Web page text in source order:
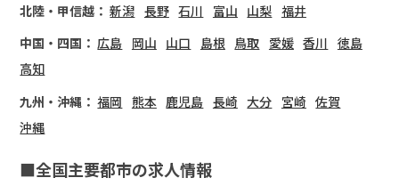
北陸・甲信越： 新潟 長野 石川 富山 山梨 福井
中国・四国： 広島 岡山 山口 島根 鳥取 愛媛 香川 徳島
高知
九州・沖縄： 福岡 熊本 鹿児島 長崎 大分 宮崎 佐賀
沖縄
■全国主要都市の求人情報